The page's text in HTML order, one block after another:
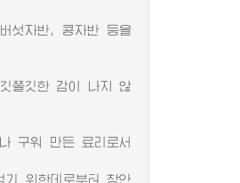
섯자반, 콩자반 등을
쫄깃한 감이 나지 않
구워 만든 료리로서
위한데로부터 창안